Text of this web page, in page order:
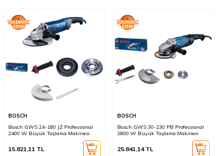
BOSCH
Bosch GWS 24-180 JZ Professional
2400 W Büyük Taşlama Makinesi
15.821,11 TL
BOSCH
Bosch GWS 30-230 PB Professional
2800 W Büyük Taşlama Makinesi
25.841,14TL